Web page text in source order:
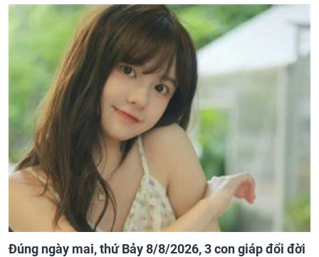
Đúng ngày mai, thứ Bảy 8/8/2026, 3 con giáp đổi đời